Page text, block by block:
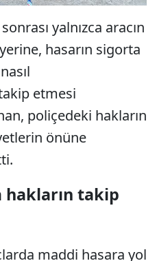
yalnızca aracın
hasarın sigorta
etmesi
poliçedeki hakların
önüne
takip
maddi hasara yol